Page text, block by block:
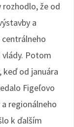
rozhodlo, že od
a
vlády. Potom
keď od januára
Figeľovo
regionálneho
k ďalším